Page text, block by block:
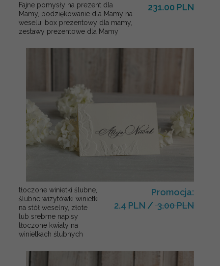
Fajne pomysły na prezent dla
Mamy, podziękowanie dla Mamy na
weselu, box prezentowy dla mamy,
zestawy prezentowe dla Mamy
231.00 PLN
tłoczone winietki ślubne,
ślubne wizytówki winietki
na stół weselny, złote
lub srebrne napisy
tłoczone kwiaty na
winietkach ślubnych
Promocja:
2.4 PLN / 3.00 PLN